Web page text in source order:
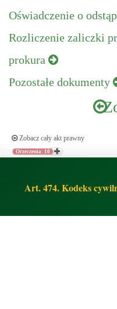
Oświadczenie o
Rozliczenie zaliczki
prokura
Pozostałe dokumenty
Zobacz cały akt prawny
Orzeczenia: 10
Art. 474. Kodeks